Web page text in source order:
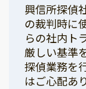
興信所探偵
の裁判時に
らの社内ト
厳しい基準
探偵業務を
はご心配あ